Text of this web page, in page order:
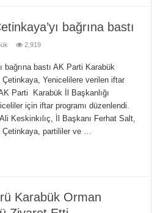
bağrına bastı
2,919
bağrına bastı AK Parti Karabük
Yenicelilere verilen iftar
Parti Karabük İl Başkanlığı
için iftar programı düzenlendi.
Keskinkılıç, İl Başkanı Ferhat Salt,
partililer ve …
Karabük Orman